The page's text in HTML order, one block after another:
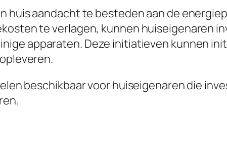
huis aandacht te besteden aan de
te verlagen, kunnen huiseigenaren
apparaten. Deze initiatieven kunnen
beschikbaar voor huiseigenaren die